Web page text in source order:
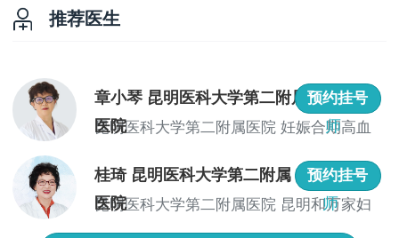
种方法：‌白带常规检查‌通过检查阴道黏膜渗出物、宫颈
管及子宫内膜腺体分泌物的混合物，评估阴道清洁度和
道中采集少量分泌物，通过显微镜检查等方法诊断是否
存在毛滴虫、菌丝等病原体。在检查时，应避免阴道冲
洗或上药，以免影响检查结果。
阴道炎怎么确诊？阴道炎的确诊需要综合考虑患者
的症状、体格检查和实验室检查结果。及时确诊并采取
适当的治疗措施，对于控制病情、预防复发具有重要意
推荐医生
章小琴 昆明医科大学第二附属
医院
主任医
师
预约挂号
昆明医科大学第二附属医院 妊娠合期高血
桂琦 昆明医科大学第二附属
医院
主任医
师
预约挂号
昆明医科大学第二附属医院 昆明和万家妇